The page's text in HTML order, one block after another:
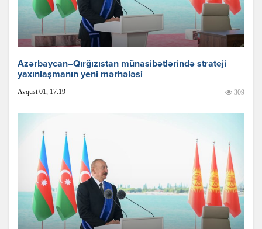
Azərbaycan–Qırğızıstan münasibətlərində strateji
yaxınlaşmanın yeni mərhələsi
Avqust 01, 17:19 309